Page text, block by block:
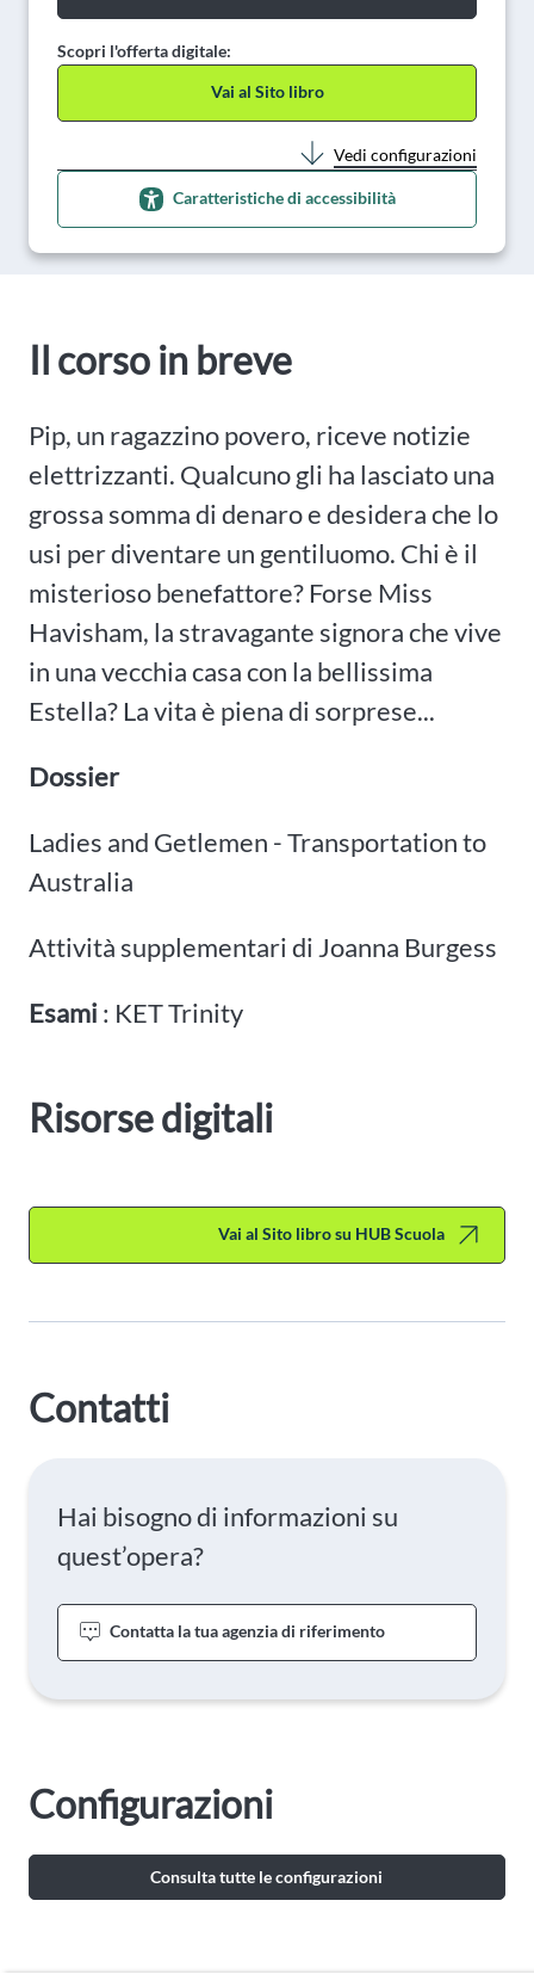
Scopri l'offerta digitale:
Vai al Sito libro
Vedi configurazioni
Caratteristiche di accessibilità
Il corso in breve
Pip, un ragazzino povero, riceve notizie
elettrizzanti. Qualcuno gli ha lasciato una
grossa somma di denaro e desidera che lo
usi per diventare un gentiluomo. Chi è il
misterioso benefattore? Forse Miss
Havisham, la stravagante signora che vive
in una vecchia casa con la bellissima
Estella? La vita è piena di sorprese...
Dossier
Ladies and Getlemen - Transportation to
Australia
Attività supplementari di Joanna Burgess
Esami : KET Trinity
Risorse digitali
Vai al Sito libro su HUB Scuola
Contatti
Hai bisogno di informazioni su
quest’opera?
Contatta la tua agenzia di riferimento
Configurazioni
Consulta tutte le configurazioni